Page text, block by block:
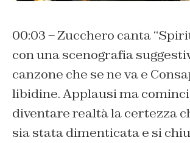
00:03 – Zucchero canta
con una scenografia
canzone che se ne va e
libidine. Applausi ma
diventare realtà la certezza
sia stata dimenticata e si